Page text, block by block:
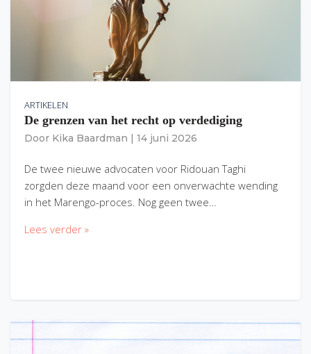
ARTIKELEN
De grenzen van het recht op verdediging
Door Kika Baardman 14 juni 2026
De twee nieuwe advocaten voor Ridouan Taghi
zorgden deze maand voor een onverwachte wending
in het Marengo-proces. Nog geen twee…
Lees verder »